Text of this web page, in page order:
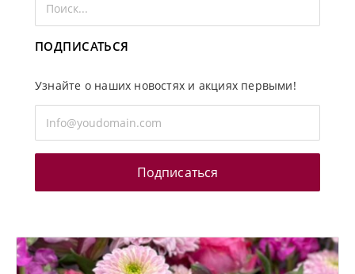
ПОДПИСАТЬСЯ
Узнайте о наших новостях и акциях первыми!
Подписаться